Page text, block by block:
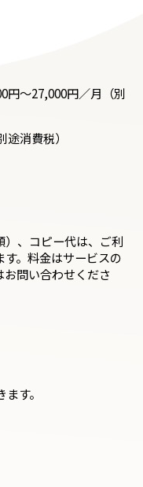
円～27,000円／月（別
消費税）
、コピー代は、ご利
。料金はサービスの
問い合わせくださ
す。